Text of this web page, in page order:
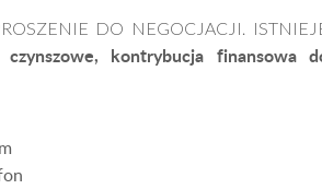
DO NEGOCJACJI.
czynszowe, kontrybucja finansowa